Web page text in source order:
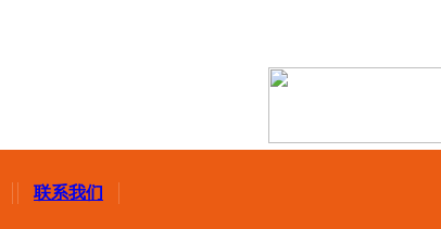
联系我们